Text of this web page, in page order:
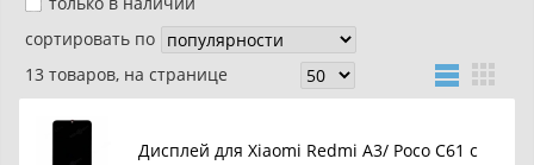
сортировать по
13 товаров, на странице
Дисплей для Xiaomi Redmi A3/ Poco C61 с